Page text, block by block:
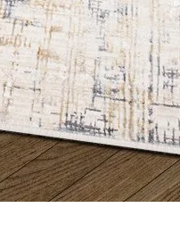
de classification, en
Enregistrer mes préférences